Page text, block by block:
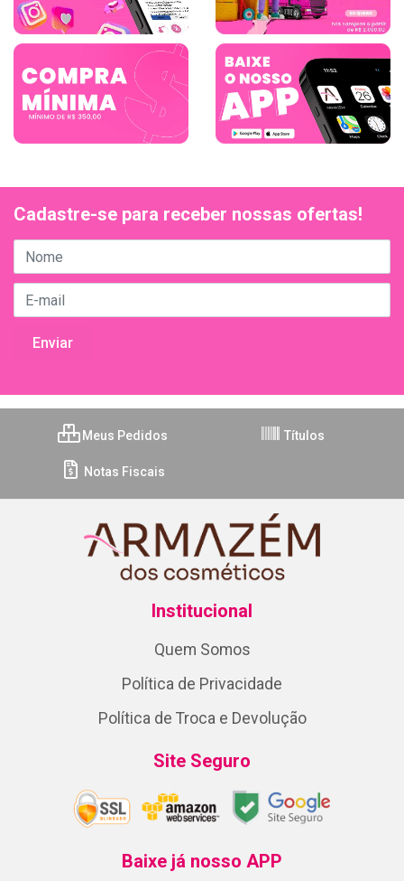
Cadastre-se para receber nossas ofertas!
Meus Pedidos Títulos
Notas Fiscais
Institucional
Quem Somos
Política de Privacidade
Política de Troca e Devolução
Site Seguro
Baixe já nosso APP